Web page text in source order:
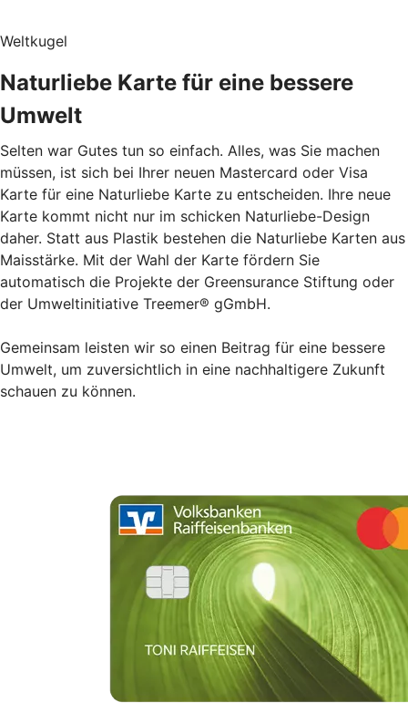
Weltkugel
Naturliebe Karte für eine bessere
Umwelt
Selten war Gutes tun so einfach. Alles, was Sie machen
müssen, ist sich bei Ihrer neuen Mastercard oder Visa
Karte für eine Naturliebe Karte zu entscheiden. Ihre neue
Karte kommt nicht nur im schicken Naturliebe-Design
daher. Statt aus Plastik bestehen die Naturliebe Karten aus
Maisstärke. Mit der Wahl der Karte fördern Sie
automatisch die Projekte der Greensurance Stiftung oder
der Umweltinitiative Treemer® gGmbH.
Gemeinsam leisten wir so einen Beitrag für eine bessere
Umwelt, um zuversichtlich in eine nachhaltigere Zukunft
schauen zu können.